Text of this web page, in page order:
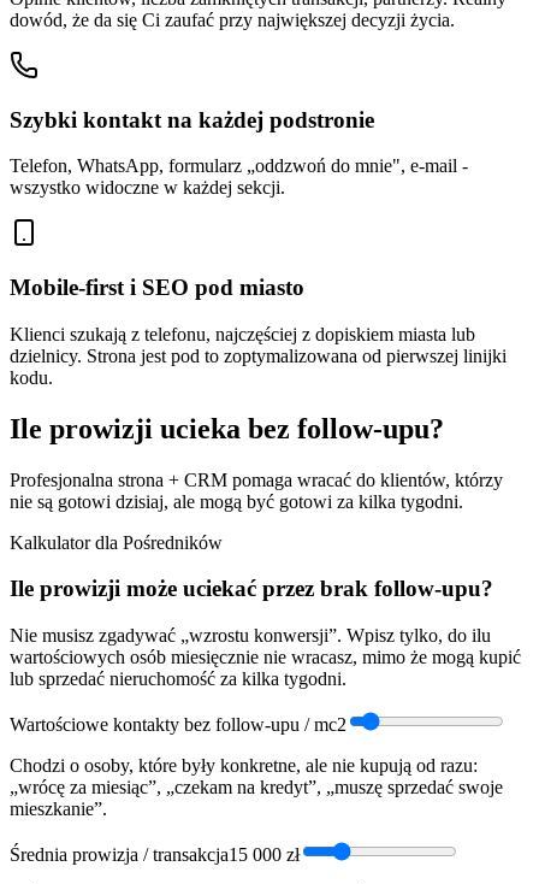
dowód, że da się Ci zaufać przy największej decyzji życia.
Szybki kontakt na każdej podstronie
Telefon, WhatsApp, formularz „oddzwoń do mnie", e-mail -
wszystko widoczne w każdej sekcji.
Mobile-first i SEO pod miasto
Klienci szukają z telefonu, najczęściej z dopiskiem miasta lub
dzielnicy. Strona jest pod to zoptymalizowana od pierwszej linijki
kodu.
Ile prowizji ucieka bez follow-upu?
Profesjonalna strona + CRM pomaga wracać do klientów, którzy
nie są gotowi dzisiaj, ale mogą być gotowi za kilka tygodni.
Kalkulator dla Pośredników
Ile prowizji może uciekać przez brak follow-upu?
Nie musisz zgadywać „wzrostu konwersji”. Wpisz tylko, do ilu
wartościowych osób miesięcznie nie wracasz, mimo że mogą kupić
lub sprzedać nieruchomość za kilka tygodni.
Wartościowe kontakty bez follow-upu / mc2
Chodzi o osoby, które były konkretne, ale nie kupują od razu:
„wrócę za miesiąc”, „czekam na kredyt”, „muszę sprzedać swoje
mieszkanie”.
Średnia prowizja / transakcja15 000 zł